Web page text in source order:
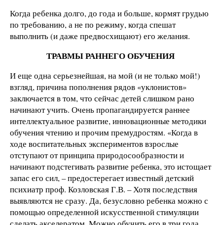
Когда ребенка долго, до года и больше, кормят грудью
по требованию, а не по режиму, когда спешат
выполнить (и даже предвосхищают) его желания.
ТРАВМЫ РАННЕГО ОБУЧЕНИЯ
И еще одна серьезнейшая, на мой (и не только мой!)
взгляд, причина пополнения рядов «уклонистов»
заключается в том, что сейчас детей слишком рано
начинают учить. Очень пропагандируется раннее
интеллектуальное развитие, инновационные методики
обучения чтению и прочим премудростям. «Когда в
ходе воспитательных экспериментов взрослые
отступают от принципа природосообразности и
начинают подстегивать развитие ребенка, это истощает
запас его сил, – предостерегает известный детский
психиатр проф. Козловская Г.В. – Хотя последствия
выявляются не сразу. Да, безусловно ребенка можно с
помощью определенной искусственной стимуляции